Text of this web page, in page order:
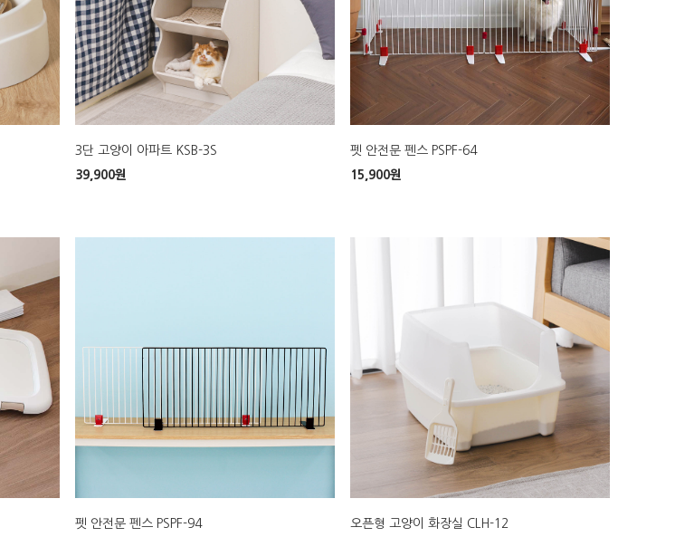
3단 고양이 아파트 KSB-3S
39,900원
펫 안전문 펜스 PSPF-64
15,900원
펫 안전문 펜스 PSPF-94
오픈형 고양이 화장실 CLH-12